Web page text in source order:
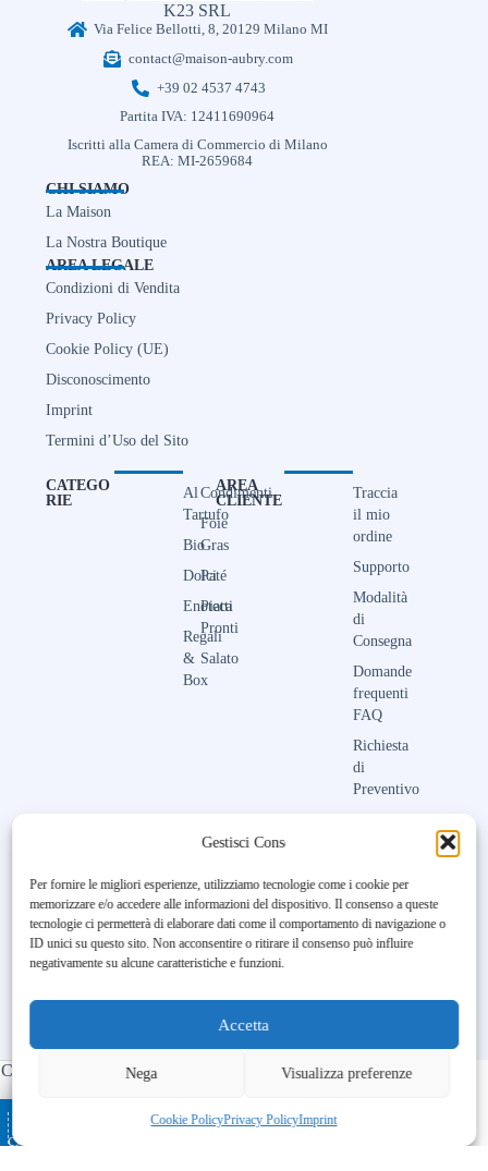
Gestisci Consenso
Per fornire le migliori esperienze, utilizziamo tecnologie come i cookie per
memorizzare e/o accedere alle informazioni del dispositivo. Il consenso a queste
tecnologie ci permetterà di elaborare dati come il comportamento di navigazione o
ID unici su questo sito. Non acconsentire o ritirare il consenso può influire
negativamente su alcune caratteristiche e funzioni.
Accetta
Nega Visualizza preferenze
Cookie PolicyPrivacy PolicyImprint
K23 SRL
Via Felice Bellotti, 8, 20129 Milano MI
contact@maison-aubry.com
+39 02 4537 4743
Partita IVA: 12411690964
Iscritti alla Camera di Commercio di Milano
REA: MI-2659684
CHI SIAMO
La Maison
La Nostra Boutique
AREA LEGALE
Condizioni di Vendita
Privacy Policy
Cookie Policy (UE)
Disconoscimento
Imprint
Termini d’Uso del Sito
CATEGO
RIE
Al
Tartufo
Bio
Dolci
Enoteca
Regali
&
Box
Condimenti
Foie
Gras
Paté
Piatti
Pronti
Salato
AREA
CLIENTE
Traccia
il mio
ordine
Supporto
Modalità
di
Consegna
Domande
frequenti
FAQ
Richiesta
di
Preventivo
Unfortunately, the 7-day trial
period has expired.Check our
subscription plans! >>
Copyright © 2023-2026 Maison Aubry | All Rights Reserved |
Ottimizzato con
cATALOGO